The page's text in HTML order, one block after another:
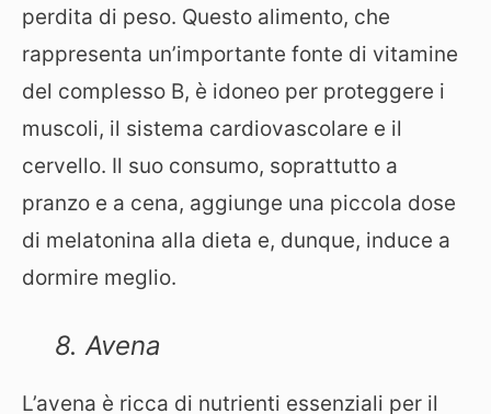
perdita di peso. Questo alimento, che
rappresenta un’importante fonte di vitamine
del complesso B, è idoneo per proteggere i
muscoli, il sistema cardiovascolare e il
cervello. Il suo consumo, soprattutto a
pranzo e a cena, aggiunge una piccola dose
di melatonina alla dieta e, dunque, induce a
dormire meglio.
8. Avena
L’avena è ricca di nutrienti essenziali per il